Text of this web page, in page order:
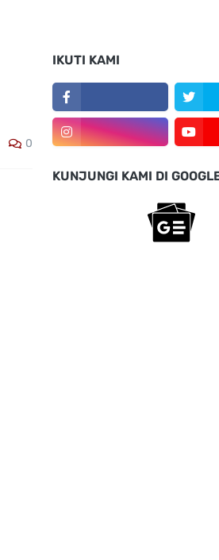
0
IKUTI KAMI
KUNJUNGI KAMI DI